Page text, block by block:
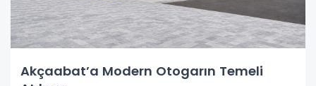
Akçaabat’a Modern Otogarın Temeli